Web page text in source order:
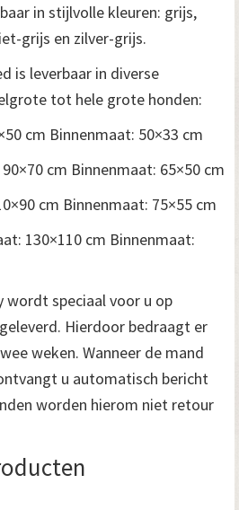
in stijlvolle kleuren: grijs,
grijs en zilver-grijs.
is leverbaar in diverse
tot hele grote honden:
cm Binnenmaat: 50×33 cm
cm Binnenmaat: 65×50 cm
cm Binnenmaat: 75×55 cm
130×110 cm Binnenmaat:
wordt speciaal voor u op
Hierdoor bedraagt er
weken. Wanneer de mand
u automatisch bericht
worden hierom niet retour